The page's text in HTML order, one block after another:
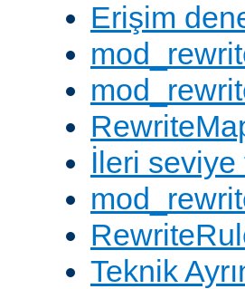
Erişim
İleri
Teknik